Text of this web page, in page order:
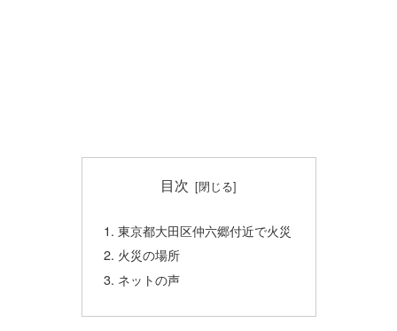
目次
東京都大田区仲六郷付近で火災
火災の場所
ネットの声